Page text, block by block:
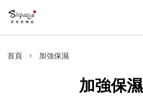
首頁 › 加強保濕
加強保濕